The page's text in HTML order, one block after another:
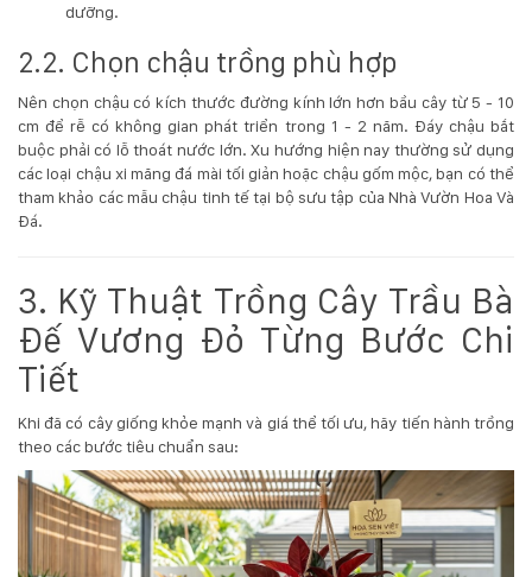
dưỡng.
2.2. Chọn chậu trồng phù hợp
Nên chọn chậu có kích thước đường kính lớn hơn bầu cây từ 5 - 10
cm để rễ có không gian phát triển trong 1 - 2 năm. Đáy chậu bắt
buộc phải có lỗ thoát nước lớn. Xu hướng hiện nay thường sử dụng
các loại chậu xi măng đá mài tối giản hoặc chậu gốm mộc, bạn có thể
tham khảo các mẫu chậu tinh tế tại bộ sưu tập của Nhà Vườn Hoa Và
Đá.
3. Kỹ Thuật Trồng Cây Trầu Bà
Đế Vương Đỏ Từng Bước Chi
Tiết
Khi đã có cây giống khỏe mạnh và giá thể tối ưu, hãy tiến hành trồng
theo các bước tiêu chuẩn sau: